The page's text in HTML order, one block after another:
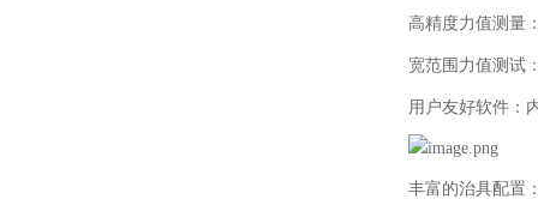
高精度力值测量
宽范围力值测试
用户友好软件：
丰富的治具配置